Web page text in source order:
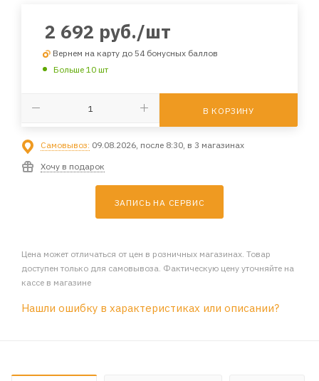
2 692 руб./шт
Вернем на карту до 54 бонусных баллов
Больше 10 шт
В КОРЗИНУ
Самовывоз: 09.08.2026, после 8:30, в 3 магазинах
Хочу в подарок
ЗАПИСЬ НА СЕРВИС
Цена может отличаться от цен в розничных магазинах. Товар
доступен только для самовывоза. Фактическую цену уточняйте на
кассе в магазине
Нашли ошибку в характеристиках или описании?